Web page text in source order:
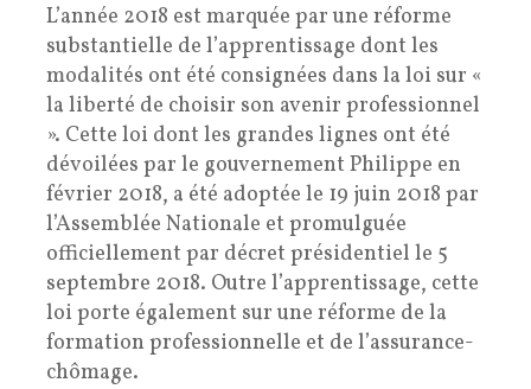
L’année 2018 est marquée par une réforme
substantielle de l’apprentissage dont les
modalités ont été consignées dans la loi sur «
la liberté de choisir son avenir professionnel
». Cette loi dont les grandes lignes ont été
dévoilées par le gouvernement Philippe en
février 2018, a été adoptée le 19 juin 2018 par
l’Assemblée Nationale et promulguée
officiellement par décret présidentiel le 5
septembre 2018. Outre l’apprentissage, cette
loi porte également sur une réforme de la
formation professionnelle et de l’assurance-
chômage.